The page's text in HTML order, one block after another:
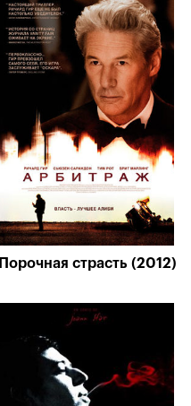
Порочная страсть (2012)